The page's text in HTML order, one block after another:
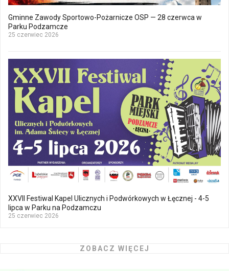
Gminne Zawody Sportowo-Pożarnicze OSP — 28 czerwca w
Parku Podzamcze
25 czerwiec 2026
XXVII Festiwal Kapel Ulicznych i Podwórkowych w Łęcznej - 4-5
lipca w Parku na Podzamczu
25 czerwiec 2026
ZOBACZ WIĘCEJ